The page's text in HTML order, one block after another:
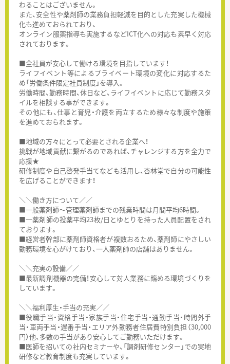
わることはございません。
また、安全性や薬剤師の業務負担軽減を目的とした充実した機械
化も進めておられており、
オンライン服薬指導も実施するなどICT化への対応も素早く対応
されております。
■全社員が安心して働ける環境を目指しています！
ライフイベント等によるプライベート環境の変化に対応するた
め「労働条件限定社員制度」を導入。
労働時間、勤務時間、休日など、ライフイベントに応じて勤務スタ
イルを相談する事ができます。
その他にも、仕事と育児・介護を両立するため様々な制度や施策
を進めておられます。
■地域の方々にとって必要とされる企業へ！
挑戦が地域貢献に繋がるのであれば、チャレンジする方を全力で
応援★
研修制度や自己啓発手当てなども活用し、杏林堂で自分の可能性
を広げることができます！
＼＼働き方について／／
■一般薬剤師～管理薬剤師までの残業時間は月間平均6時間。
■一薬剤師の投薬平均23枚/日とゆとりを持った人員配置をされ
ております。
■経営者幹部に薬剤師資格者が複数おるため、薬剤師にやさしい
勤務環境を心がけており、一人薬剤師の店舗はありません。
＼＼充実の設備／／
■最新調剤機器の完備！安心して対人業務に臨める環境づくりを
しています。
＼＼福利厚生・手当の充実／／
■役職手当・資格手当・家族手当・住宅手当・通勤手当・時間外手
当・車両手当・遅番手当・エリア外勤務者住居費特別負担（30,000
円）他、多数の手当があり安心してご勤務いただけます。
■医師を招いての社内セミナーや、「調剤研修センター」での実地
研修など教育制度も充実しています。